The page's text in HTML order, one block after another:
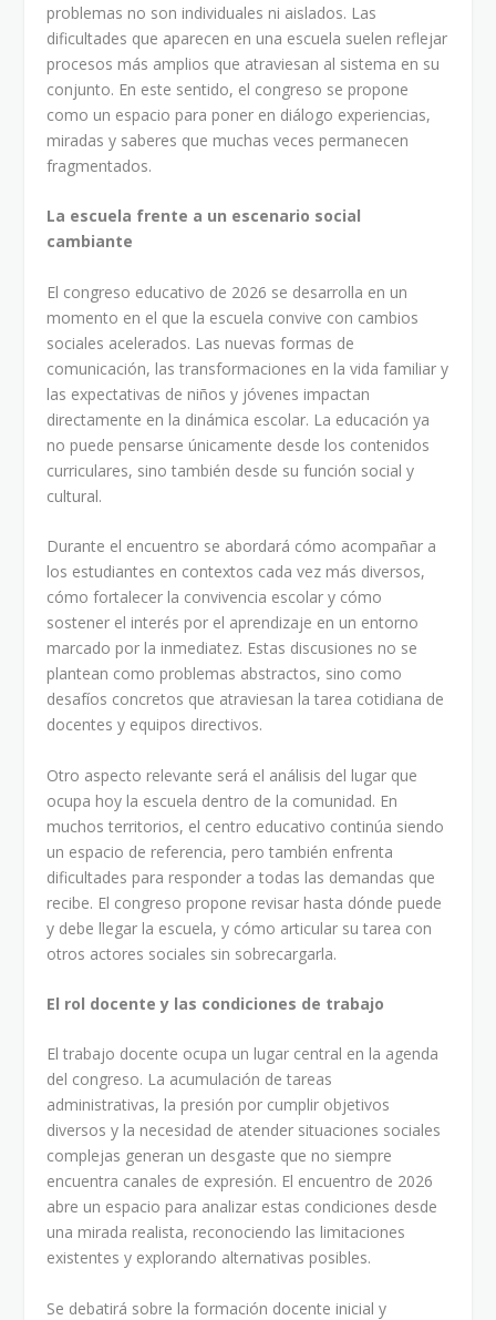
problemas no son individuales ni aislados. Las
dificultades que aparecen en una escuela suelen reflejar
procesos más amplios que atraviesan al sistema en su
conjunto. En este sentido, el congreso se propone
como un espacio para poner en diálogo experiencias,
miradas y saberes que muchas veces permanecen
fragmentados.
La escuela frente a un escenario social
cambiante
El congreso educativo de 2026 se desarrolla en un
momento en el que la escuela convive con cambios
sociales acelerados. Las nuevas formas de
comunicación, las transformaciones en la vida familiar y
las expectativas de niños y jóvenes impactan
directamente en la dinámica escolar. La educación ya
no puede pensarse únicamente desde los contenidos
curriculares, sino también desde su función social y
cultural.
Durante el encuentro se abordará cómo acompañar a
los estudiantes en contextos cada vez más diversos,
cómo fortalecer la convivencia escolar y cómo
sostener el interés por el aprendizaje en un entorno
marcado por la inmediatez. Estas discusiones no se
plantean como problemas abstractos, sino como
desafíos concretos que atraviesan la tarea cotidiana de
docentes y equipos directivos.
Otro aspecto relevante será el análisis del lugar que
ocupa hoy la escuela dentro de la comunidad. En
muchos territorios, el centro educativo continúa siendo
un espacio de referencia, pero también enfrenta
dificultades para responder a todas las demandas que
recibe. El congreso propone revisar hasta dónde puede
y debe llegar la escuela, y cómo articular su tarea con
otros actores sociales sin sobrecargarla.
El rol docente y las condiciones de trabajo
El trabajo docente ocupa un lugar central en la agenda
del congreso. La acumulación de tareas
administrativas, la presión por cumplir objetivos
diversos y la necesidad de atender situaciones sociales
complejas generan un desgaste que no siempre
encuentra canales de expresión. El encuentro de 2026
abre un espacio para analizar estas condiciones desde
una mirada realista, reconociendo las limitaciones
existentes y explorando alternativas posibles.
Se debatirá sobre la formación docente inicial y